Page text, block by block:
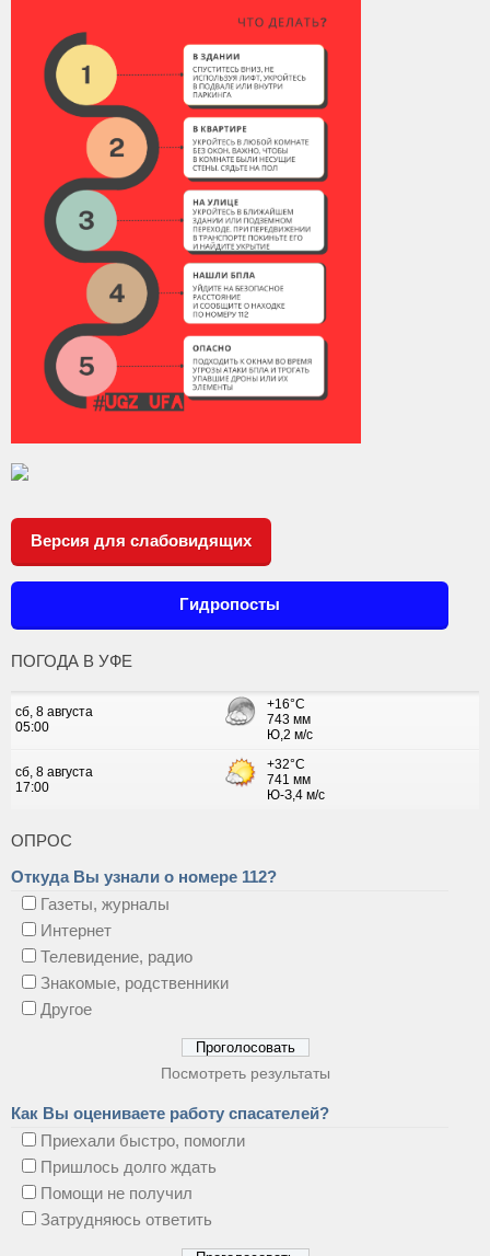
Версия для слабовидящих
Гидропосты
ПОГОДА В УФЕ
ОПРОС
Откуда Вы узнали о номере 112?
Газеты, журналы
Интернет
Телевидение, радио
Знакомые, родственники
Другое
Посмотреть результаты
Как Вы оцениваете работу спасателей?
Приехали быстро, помогли
Пришлось долго ждать
Помощи не получил
Затрудняюсь ответить